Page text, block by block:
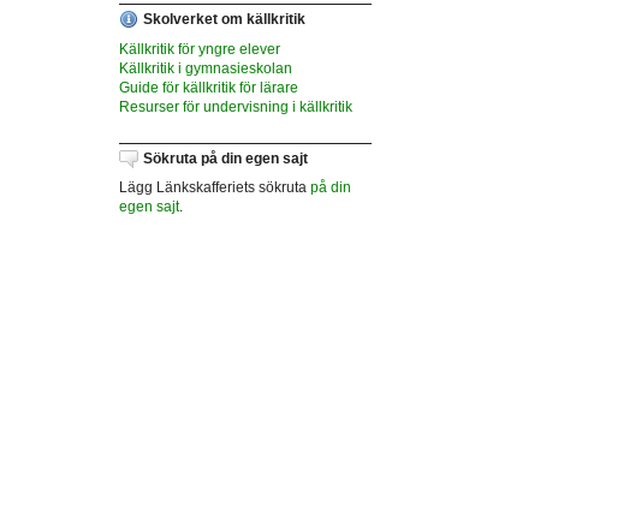
Skolverket om källkritik
Källkritik för yngre elever
Källkritik i gymnasieskolan
Guide för källkritik för lärare
Resurser för undervisning i källkritik
Sökruta på din egen sajt
Lägg Länkskafferiets sökruta på din
egen sajt.